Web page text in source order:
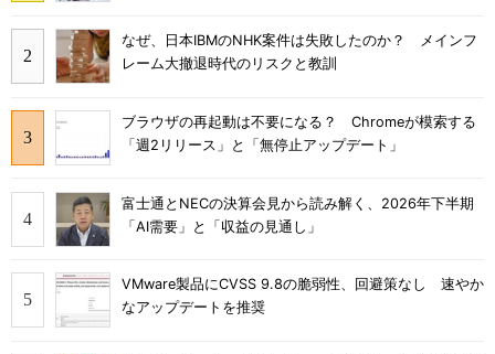
なぜ、日本IBMのNHK案件は失敗したのか？ メインフ
レーム大撤退時代のリスクと教訓
ブラウザの再起動は不要になる？ Chromeが模索する
「週2リリース」と「無停止アップデート」
富士通とNECの決算会見から読み解く、2026年下半期
「AI需要」と「収益の見通し」
VMware製品にCVSS 9.8の脆弱性、回避策なし 速やか
なアップデートを推奨